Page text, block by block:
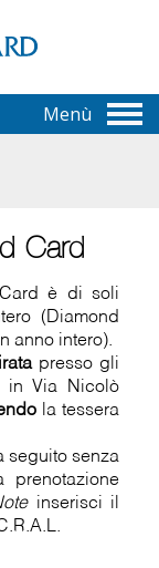
Menù
Card
è di soli
(Diamond
anno intero).
presso gli
in Via Nicolò
la tessera
seguito senza
prenotazione
inserisci il